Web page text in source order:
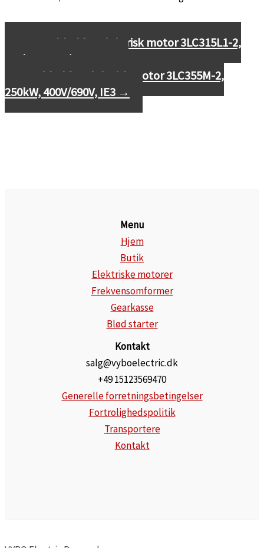
Datablad for elektrisk motor 3LC315L1-2,
160kW, 400V/690V, IE3
Datablad for elektrisk motor 3LC355M-2,
250kW, 400V/690V, IE3 →
Menu
Hjem
Butik
Elektriske motorer
Frekvensomformer
Gearkasse
Blød starter
Kontakt
salg@vyboelectric.dk
+49 15123569470
Generelle forretningsbetingelser
Fortrolighedspolitik
Transportere
Kontakt